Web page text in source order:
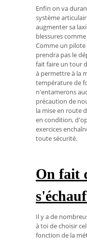
Enfin on va
système
augmenter sa
blessures
Comme un
prendra pas le
fait faire un tour
à permettre à la
température de
n'entamerons
précaution de
la mise en route
en condition,
exercices
toute sécurité.
On fait
Il y a de
à toi de choisir
fonction de la